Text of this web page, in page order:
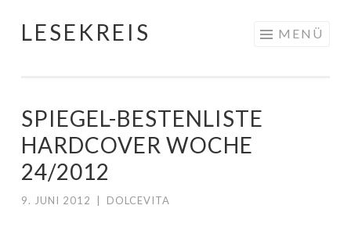
Springe
LESEKREIS MENÜ
SPIEGEL-BESTENLISTE
HARDCOVER WOCHE
24/2012
9. JUNI 2012 DOLCEVITA